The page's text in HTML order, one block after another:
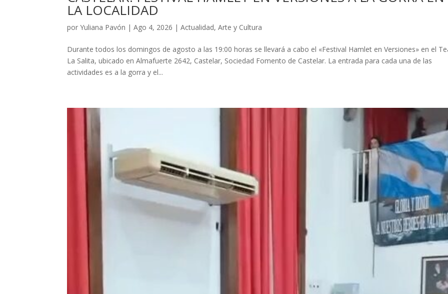
LA LOCALIDAD
porYuliana Pavón |Ago 4, 2026 |Actualidad,Arte y Cultura
Durante todos los domingos de agosto a las 19:00 horas se llevará a cabo el «Festival Hamlet en Versiones» en el
La Salita, ubicado en Almafuerte 2642, Castelar, Sociedad Fomento de Castelar. La entrada para cada una de las
actividades es a la gorra y el...